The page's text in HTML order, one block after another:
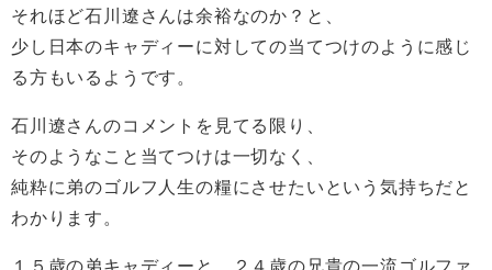
それほど石川遼さんは余裕なのか？と、
少し日本のキャディーに対しての当てつけのように感じ
る方もいるようです。
石川遼さんのコメントを見てる限り、
そのようなこと当てつけは一切なく、
純粋に弟のゴルフ人生の糧にさせたいという気持ちだと
わかります。
１５歳の弟キャディーと、２４歳の兄貴の一流ゴルファ